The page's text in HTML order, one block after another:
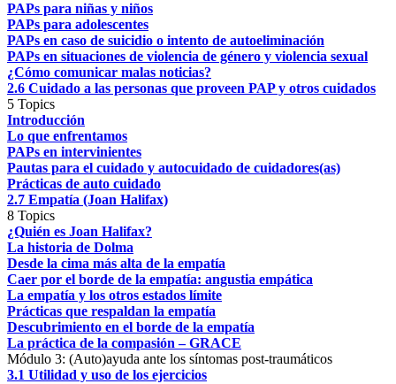
PAPs para niñas y niños
PAPs para adolescentes
PAPs en caso de suicidio o intento de autoeliminación
PAPs en situaciones de violencia de género y violencia sexual
¿Cómo comunicar malas noticias?
2.6 Cuidado a las personas que proveen PAP y otros cuidados
5 Topics
Introducción
Lo que enfrentamos
PAPs en intervinientes
Pautas para el cuidado y autocuidado de cuidadores(as)
Prácticas de auto cuidado
2.7 Empatía (Joan Halifax)
8 Topics
¿Quién es Joan Halifax?
La historia de Dolma
Desde la cima más alta de la empatía
Caer por el borde de la empatía: angustia empática
La empatía y los otros estados límite
Prácticas que respaldan la empatía
Descubrimiento en el borde de la empatía
La práctica de la compasión – GRACE
Módulo 3: (Auto)ayuda ante los síntomas post-traumáticos
3.1 Utilidad y uso de los ejercicios